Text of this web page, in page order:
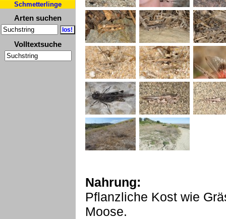
Schmetterlinge
Arten suchen
Volltextsuche
Nahrung:
Pflanzliche Kost wie
Moose.